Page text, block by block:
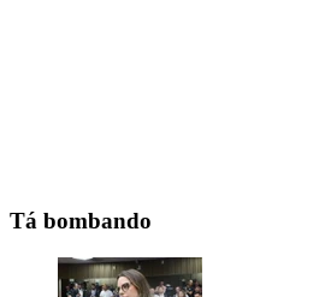
Tá bombando